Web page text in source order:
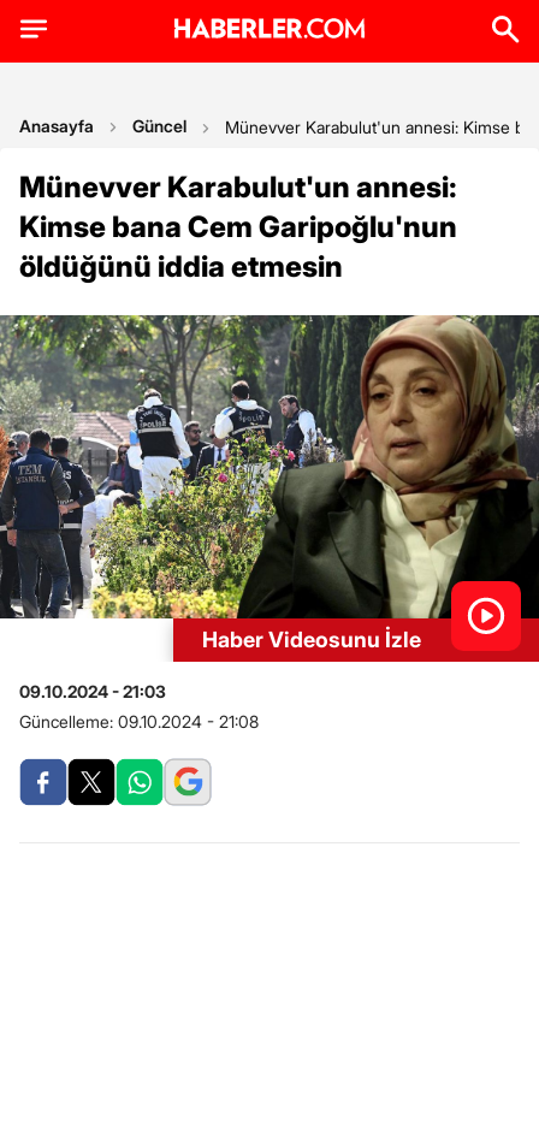
Anasayfa Güncel Münevver Karabulut'un annesi: Kimse
Münevver Karabulut'un annesi:
Kimse bana Cem Garipoğlu'nun
öldüğünü iddia etmesin
Haber Videosunu İzle
09.10.2024 - 21:03
Güncelleme: 09.10.2024 - 21:08